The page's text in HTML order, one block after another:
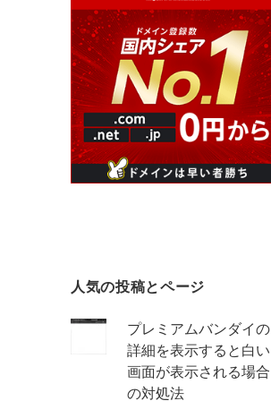
人気の投稿とページ
プレミアムバンダイの
詳細を表示すると白い
画面が表示される場合
の対処法